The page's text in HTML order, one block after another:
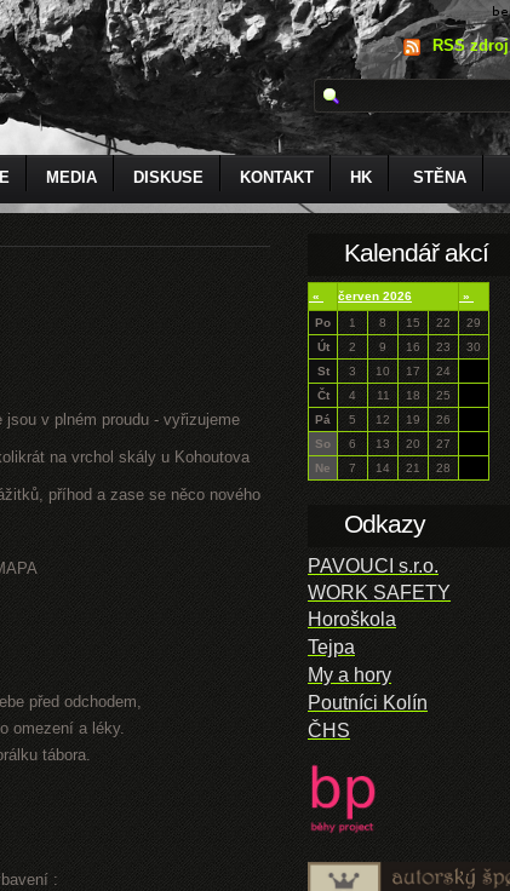
RSS zdroj
MEDIA DISKUSE KONTAKT HK STĚNA
v plném proudu - vyřizujeme
na vrchol skály u Kohoutova
příhod a zase se něco nového
před odchodem,
omezení a léky.
tábora.
:
Kalendář akcí
« červen 2026
»
Po
1 8 15 22
29
Út
2 9 16 23
30
St
3 10 17
24
Čt
4 11 18
25
Pá
5 12 19
26
So
6 13 20
27
Ne
7 14 21 28
Odkazy
PAVOUCI s.r.o.
WORK SAFETY
Horoškola
Tejpa
My a hory
Poutníci Kolín
ČHS